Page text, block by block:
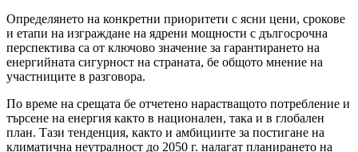
Определянето на конкретни приоритети с ясни цени, срокове
и етапи на изграждане на ядрени мощности с дългосрочна
перспектива са от ключово значение за гарантирането на
енергийната сигурност на страната, бе общото мнение на
участниците в разговора.
По време на срещата бе отчетено нарастващото потребление и
търсене на енергия както в национален, така и в глобален
план. Тази тенденция, както и амбициите за постигане на
климатична неутралност до 2050 г. налагат планирането на